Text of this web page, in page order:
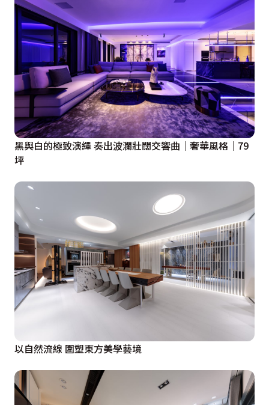
黑與白的極致演繹 奏出波瀾壯闊交響曲｜奢華風格｜79
坪
以自然流線 圍塑東方美學藝境